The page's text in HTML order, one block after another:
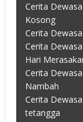
Cerita
Kosong
Cerita
Cerita
Hari
Cerita
Nambah
Cerita
tetangga